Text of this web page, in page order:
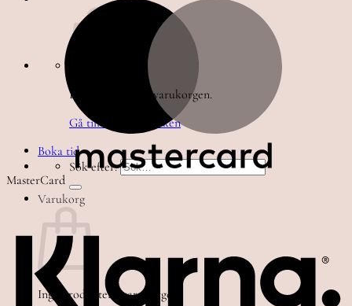
Inga produkter i varukorgen.
Gå tillbaka till butiken
Boka tid
Sök efter:
Varukorg
Inga produkter i varukorgen.
MasterCard